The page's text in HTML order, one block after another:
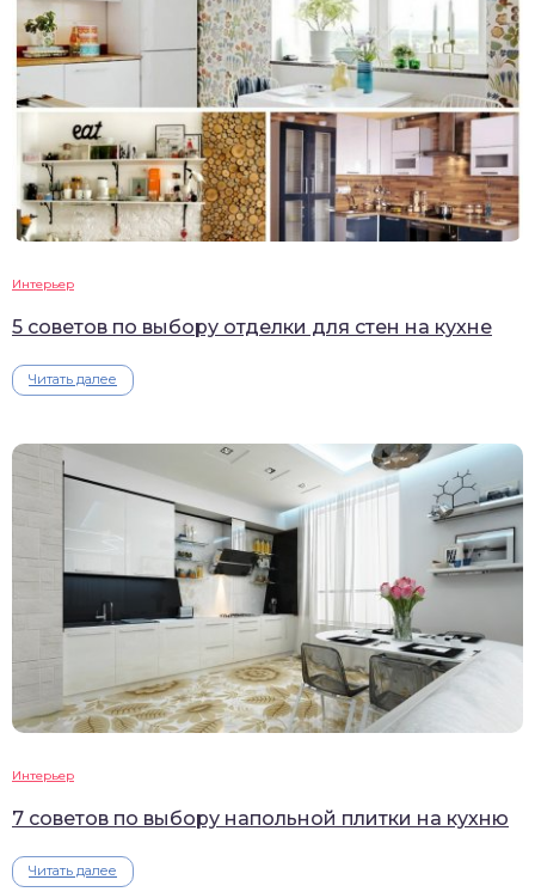
Интерьер
5 советов по выбору отделки для стен на кухне
Читать далее
Интерьер
7 советов по выбору напольной плитки на кухню
Читать далее